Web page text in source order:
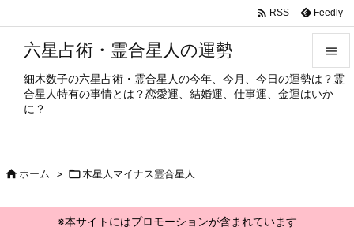
六星占術・霊合星人の運勢
細木数子の六星占術・霊合星人の今年、今月、今日の運勢は？霊
合星人特有の事情とは？恋愛運、結婚運、仕事運、金運はいか
に？


メニュ
サイド

 RSS Feedly
ホーム > 木星人マイナス霊合星人
※本サイトにはプロモーションが含まれています